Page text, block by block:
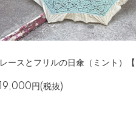
レースとフリルの日傘（ミント）【
19,000円(税抜)